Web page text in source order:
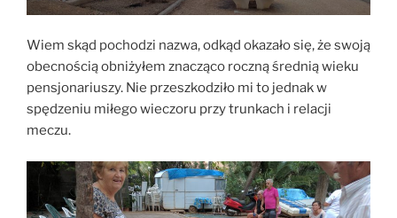
Wiem skąd pochodzi nazwa, odkąd okazało się, że swoją
obecnością obniżyłem znacząco roczną średnią wieku
pensjonariuszy. Nie przeszkodziło mi to jednak w
spędzeniu miłego wieczoru przy trunkach i relacji
meczu.